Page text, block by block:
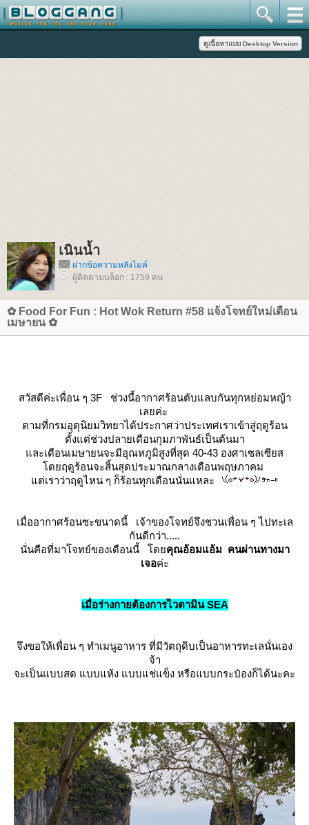
เนินน้ำ
ฝากข้อความหลังไมค์
ผู้ติดตามบล็อก : 1759 คน
✿ Food For Fun : Hot Wok Return #58 แจ้งโจทย์ใหม่เดือน
เมษายน ✿
สวัสดีค่ะเพื่อน ๆ 3F ช่วงนี้อากาศร้อนตับแลบกันทุกหย่อมหญ้า
เลยค่ะ
ตามที่กรมอุตุนิยมวิทยาได้ประกาศว่าประเทศเราเข้าสู่ฤดูร้อน
ตั้งแต่ช่วงปลายเดือนกุมภาพันธ์เป็นต้นมา
ละเดือนเมษายนจะมีอุณหภูมิสูงที่สุด 40-43 องศาเซลเซียส
ดยฤดูร้อนจะสิ้นสุดประมาณกลางเดือนพฤษภาคม
ต่เราว่าฤดูไหน ๆ ก็ร้อนทุกเดือนนั่นแหละ
เมื่ออากาศร้อนซะขนาดนี้ เจ้าของโจทย์จึงชวนเพื่อน ๆ ไปทะเล
กันดีกว่า.....
นั่นคือที่มาโจทย์ของเดือนนี้ โดคุณอ้อมแอ้ม คนผ่านทางมา
เจอค่ะ
เมื่อร่างกายต้องการไวตามิน SEA
จึงขอให้เพื่อน ๆ ทำเมนูอาหาร ที่มีวัตถุดิบเป็นอาหารทะเลนั่นเอง
จ้า
จะเป็นแบบสด แบบแห้ง แบบแช่แข็ง หรือแบบกระป๋องก็ได้นะคะ